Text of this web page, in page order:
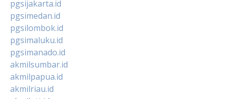
pgsijakarta.id
pgsimedan.id
pgsilombok.id
pgsimaluku.id
pgsimanado.id
akmilsumbar.id
akmilpapua.id
akmilriau.id